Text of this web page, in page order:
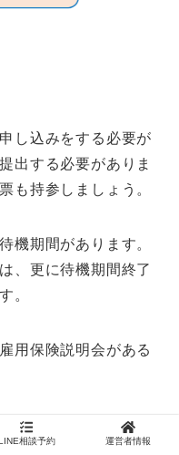
し込みをする必要が
出する必要がありま
も持参しましょう。
機期間があります。
、更に待機期間終了
。
用保険説明会がある
ができれば、認定の
相談予約 運営者情報